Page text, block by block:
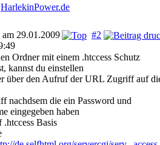
HarlekinPower.de
#2
am 29.01.2009
Ordner mit einem .htccess Schutz
kannst du einstellen
über den Aufruf der URL Zugriff auf
nachdsem die ein Password und
eingegeben haben
Basis